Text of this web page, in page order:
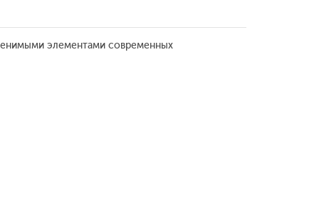
элементами современных